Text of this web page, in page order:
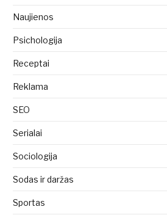
Naujienos
Psichologija
Receptai
Reklama
SEO
Serialai
Sociologija
Sodas ir daržas
Sportas